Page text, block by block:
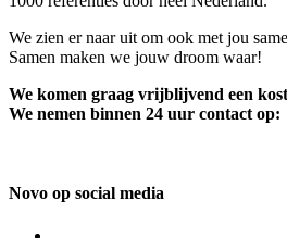
We zien er naar uit om ook met jou
Samen maken we jouw droom waar!
We komen graag vrijblijvend een
We nemen binnen 24 uur contact op:
Novo op social media